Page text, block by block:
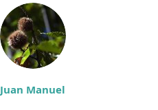
Juan Manuel